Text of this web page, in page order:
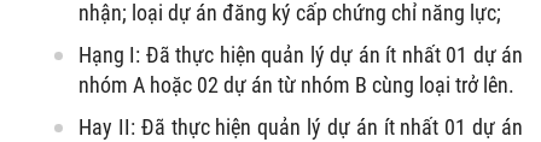
nhận; loại dự án đăng ký cấp chứng chỉ năng lực;
Hạng I: Đã thực hiện quản lý dự án ít nhất 01 dự án
nhóm A hoặc 02 dự án từ nhóm B cùng loại trở lên.
Hay II: Đã thực hiện quản lý dự án ít nhất 01 dự án